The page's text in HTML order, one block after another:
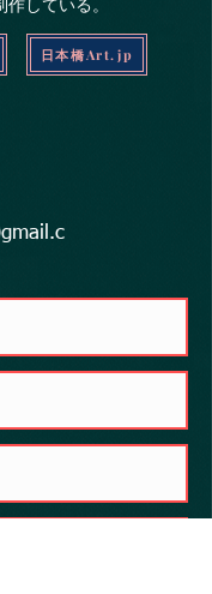
している。
日本橋Art.jp